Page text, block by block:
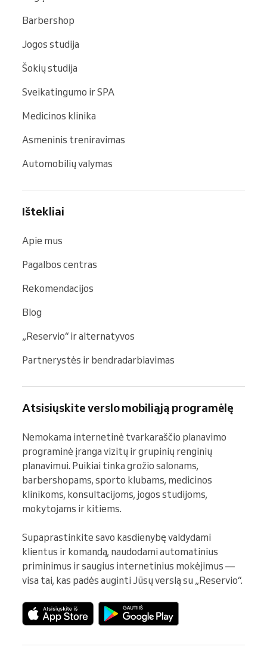
Barbershop
Jogos studija
Šokių studija
Sveikatingumo ir SPA
Medicinos klinika
Asmeninis treniravimas
Automobilių valymas
Ištekliai
Apie mus
Pagalbos centras
Rekomendacijos
Blog
„Reservio“ ir alternatyvos
Partnerystės ir bendradarbiavimas
Atsisiųskite verslo mobiliąją programėlę
Nemokama internetinė tvarkaraščio planavimo
programinė įranga vizitų ir grupinių renginių
planavimui. Puikiai tinka grožio salonams,
barbershopams, sporto klubams, medicinos
klinikoms, konsultacijoms, jogos studijoms,
mokytojams ir kitiems.
Supaprastinkite savo kasdienybę valdydami
klientus ir komandą, naudodami automatinius
priminimus ir saugius internetinius mokėjimus —
visa tai, kas padės auginti Jūsų verslą su „Reservio“.